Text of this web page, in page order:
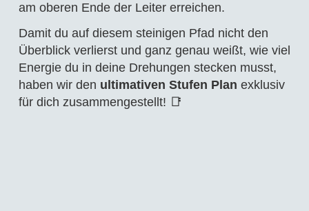
am oberen Ende der Leiter erreichen.
Damit du auf diesem steinigen Pfad nicht den
Überblick verlierst und ganz genau weißt, wie viel
Energie du in deine Drehungen stecken musst,
haben wir den ultimativen Stufen Plan exklusiv
für dich zusammengestellt! 📑